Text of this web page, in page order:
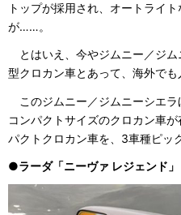
トップが採用され、オートライ
が……。
とはいえ、今やジムニー／ジ
型クロカン車とあって、海外でも
このジムニー／ジムニーシエ
コンパクトサイズのクロカン車
パクトクロカン車を、3車種ピッ
●ラーダ「ニーヴァ レジェンド」